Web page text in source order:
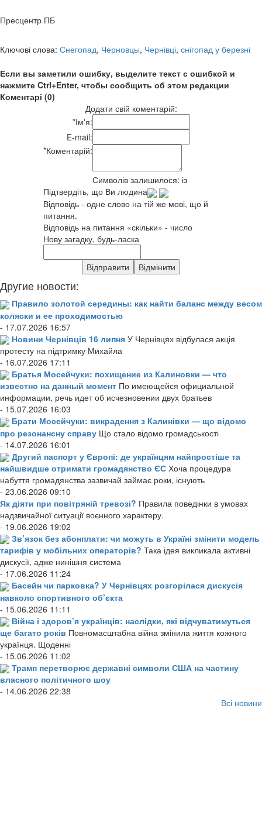
Пресцентр ПБ
Ключові слова: Снегопад, Черновцы, Чернівці, снігопад у березні
Если вы заметили ошибку, выделите текст с ошибкой и
нажмите Ctrl+Enter, чтобы сообщить об этом редакции
Коментарі (0)
Додати свій коментарій:
*Ім'я:
E-mail:
*Коментарій:
Символів залишилося: із
Підтвердіть, що Ви людина
Відповідь - одне слово на тій же мові, що й
питання.
Відповідь на питання «скільки» - число
Нову загадку, будь-ласка
Другие новости:
Правило золотой середины: как найти баланс между весом
коляски и ее проходимостью
- 17.07.2026 16:57
Новини Чернівців 16 липня У Чернівцях відбулася акція
протесту на підтримку Михайла
- 16.07.2026 17:11
Братья Мосейчуки: похищение из Калиновки — что
известно на данный момент По имеющейся официальной
информации, речь идет об исчезновении двух братьев
- 15.07.2026 16:03
Брати Мосейчуки: викрадення з Калинівки — що відомо
про резонансну справу Що стало відомо громадськості
- 14.07.2026 16:01
Другий паспорт у Європі: де українцям найпростіше та
найшвидше отримати громадянство ЄС Хоча процедура
набуття громадянства зазвичай займає роки, існують
- 23.06.2026 09:10
Як діяти при повітряній тревозі? Правила поведінки в умовах
надзвичайної ситуації воєнного характеру.
- 19.06.2026 19:02
Зв’язок без абонплати: чи можуть в Україні змінити модель
тарифів у мобільних операторів? Така ідея викликала активні
дискусії, адже нинішня система
- 17.06.2026 11:24
Басейн чи парковка? У Чернівцях розгорілася дискусія
навколо спортивного об’єкта
- 15.06.2026 11:11
Війна і здоров’я українців: наслідки, які відчуватимуться
ще багато років Повномасштабна війна змінила життя кожного
українця. Щоденні
- 15.06.2026 11:02
Трамп перетворює державні символи США на частину
власного політичного шоу
- 14.06.2026 22:38
Всі новини